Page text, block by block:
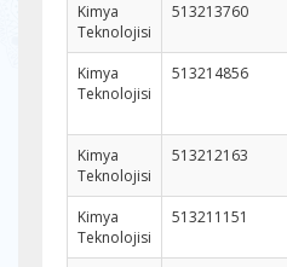
Kimya
Teknolojisi
513213760
Kimya
Teknolojisi
513214856
Kimya
Teknolojisi
513212163
Kimya
Teknolojisi
513211151